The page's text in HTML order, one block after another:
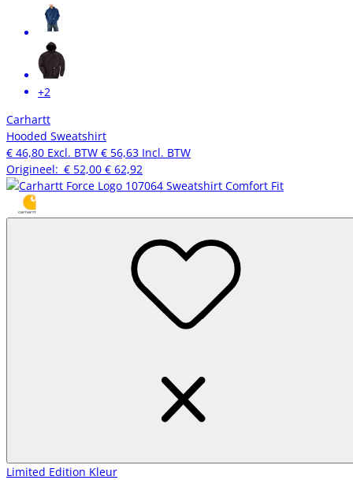
+2
Carhartt
Hooded Sweatshirt
€ 46,80 Excl. BTW € 56,63 Incl. BTW
Origineel: € 52,00 € 62,92
Limited Edition Kleur